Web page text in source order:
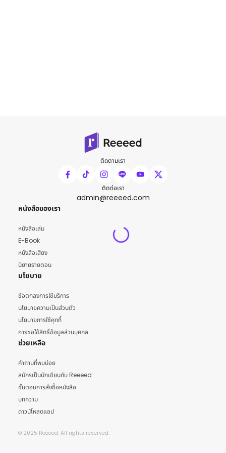
ติดตามเรา
ติดต่อเรา
admin@reeeed.com
หนังสือของเรา
หนังสือเล่ม
E-Book
หนังสือเสียง
นิยายรายตอน
นโยบาย
ข้อตกลงการใช้บริการ
นโยบายความเป็นส่วนตัว
นโยบายการใช้คุกกี้
การขอใช้สิทธิ์ข้อมูลส่วนบุคคล
ช่วยเหลือ
คำถามที่พบบ่อย
สมัครเป็นนักเขียนกับ Reeeed
ขั้นตอนการสั่งซื้อหนังสือ
บทความ
ดาวน์โหลดแอป
© 2025 Reeeed. All rights reserved.